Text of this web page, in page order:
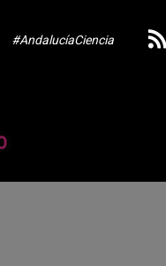
#AndalucíaCiencia